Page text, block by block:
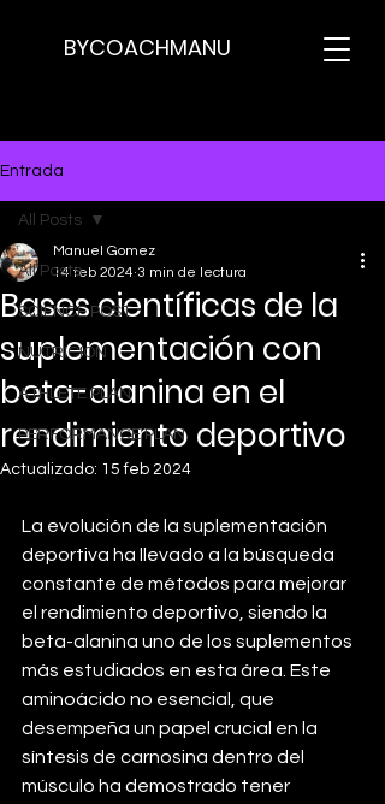
BYCOACHMANU
Entrada
All Posts
SCIENCE POST
NUTRICION
ATHLETE PLAN
PERFORMANCE PLAN
All Posts
Bases científicas de la
suplementación con
beta-alanina en el
rendimiento deportivo
Manuel Gomez
14 feb 2024 3 min de lectura
Actualizado: 15 feb 2024
La evolución de la suplementación
deportiva ha llevado a la búsqueda
constante de métodos para mejorar
el rendimiento deportivo, siendo la
beta-alanina uno de los suplementos
más estudiados en esta área. Este
aminoácido no esencial, que
desempeña un papel crucial en la
síntesis de carnosina dentro del
músculo ha demostrado tener